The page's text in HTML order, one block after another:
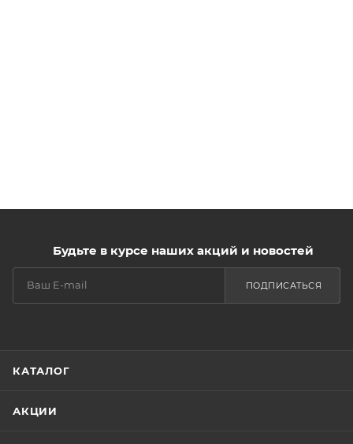
Будьте в курсе наших акций и новостей
ПОДПИСАТЬСЯ
КАТАЛОГ
АКЦИИ